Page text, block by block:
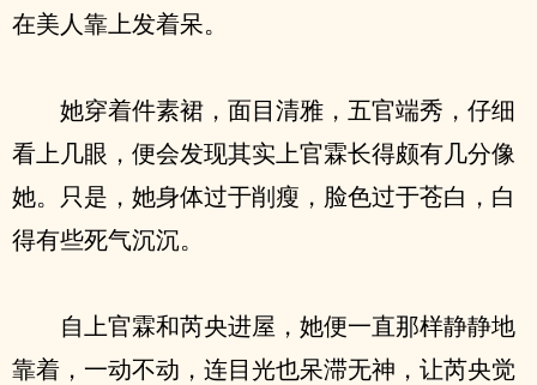
在美人靠上发着呆。
她穿着件素裙，面目清雅，五官端秀，仔细
看上几眼，便会发现其实上官霖长得颇有几分像
她。只是，她身体过于削瘦，脸色过于苍白，白
得有些死气沉沉。
自上官霖和芮央进屋，她便一直那样静静地
靠着，一动不动，连目光也呆滞无神，让芮央觉